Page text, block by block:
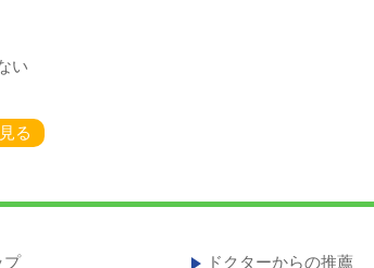
い
る
プ
ドクターからの推薦